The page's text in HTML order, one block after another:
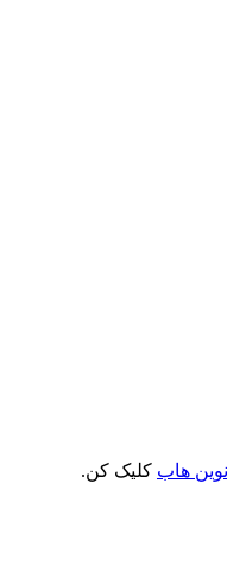
نوین هاب کلیک کن.